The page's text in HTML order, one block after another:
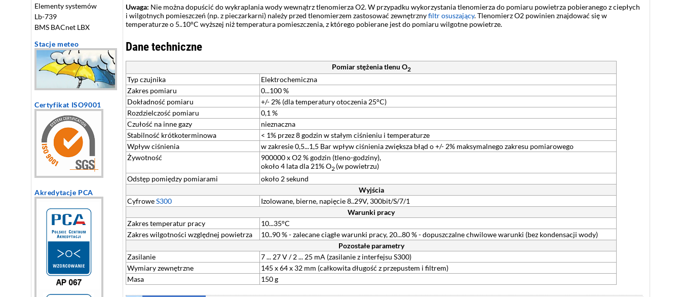
Elementy systemów
Lb-739
BMS BACnet LBX
Stacje meteo
Certyfikat ISO9001
Akredytacje PCA
Uwaga: Nie można dopuścić do wykraplania wody wewnątrz tlenomierza O2. W przypadku wykorzystania tlenomierza do pomiaru powietrza pobieranego z ciepłych
i wilgotnych pomieszczeń (np. z pieczarkarni) należy przed tlenomierzem zastosować zewnętrznyfiltr osuszający. Tlenomierz O2 powinien znajdować się w
temperaturze o 5..10°C wyższej niż temperatura pomieszczenia, z którego pobierane jest do pomiaru wilgotne powietrze.
Dane techniczne
Pomiar stężenia tlenu O2
Typ czujnika
Elektrochemiczna
Zakres pomiaru
0...100 %
Dokładność pomiaru
+/- 2% (dla temperatury otoczenia 25°C)
Rozdzielczość pomiaru
0,1 %
Czułość na inne gazy
nieznaczna
Stabilność krótkoterminowa
< 1% przez 8 godzin w stałym ciśnieniu i temperaturze
Wpływ ciśnienia
w zakresie 0,5...1,5 Bar wpływ ciśnienia zwiększa błąd o +/- 2% maksymalnego zakresu pomiarowego
Żywotność
900000 x O2 % godzin (tleno-godziny),
około 4 lata dla 21% O2 (w powietrzu)
Odstęp pomiędzy pomiarami
około 2 sekund
Wyjścia
CyfroweS300
Izolowane, bierne, napięcie 8..29V, 300bit/S/7/1
Warunki pracy
Zakres temperatur pracy
10...35°C
Zakres wilgotności względnej powietrza
10..90 % - zalecane ciągłe warunki pracy, 20...80 % - dopuszczalne chwilowe warunki (bez kondensacji wody)
Pozostałe parametry
Zasilanie
7 ... 27 V / 2 ... 25 mA (zasilanie z interfejsu S300)
Wymiary zewnętrzne
145 x 64 x 32 mm (całkowita długość z przepustem i filtrem)
Masa
150 g